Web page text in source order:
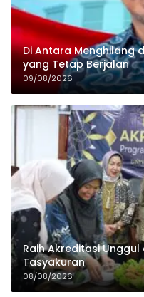
Di Antara Menghilang
yang Tetap Berjalan
09/08/2026
Raih Akreditasi Unggul
Tasyakuran
08/08/2026